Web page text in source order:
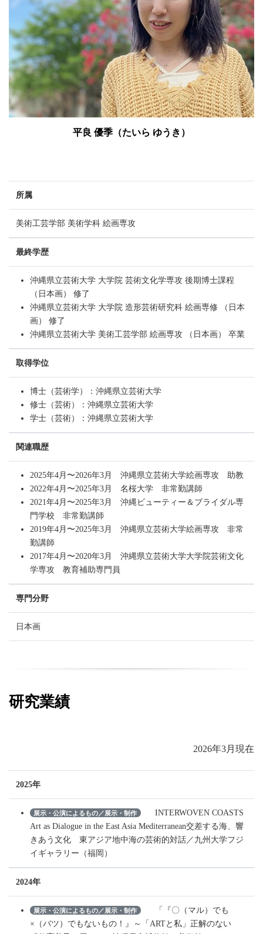
平良 優季（たいら ゆうき）
所属
美術工芸学部 美術学科 絵画専攻
最終学歴
沖縄県立芸術大学 大学院 芸術文化学専攻 後期博士課程
（日本画） 修了
沖縄県立芸術大学 大学院 造形芸術研究科 絵画専修 （日本
画） 修了
沖縄県立芸術大学 美術工芸学部 絵画専攻 （日本画） 卒業
取得学位
博士（芸術学）：沖縄県立芸術大学
修士（芸術）：沖縄県立芸術大学
学士（芸術）：沖縄県立芸術大学
関連職歴
2025年4月〜2026年3月 沖縄県立芸術大学絵画専攻 助教
2022年4月〜2025年3月 名桜大学 非常勤講師
2021年4月〜2025年3月 沖縄ビューティー＆ブライダル専
門学校 非常勤講師
2019年4月〜2025年3月 沖縄県立芸術大学絵画専攻 非常
勤講師
2017年4月〜2020年3月 沖縄県立芸術大学大学院芸術文化
学専攻 教育補助専門員
専門分野
日本画
研究業績
2026年3月現在
2025年
展示・公演によるもの／展示・制作
INTERWOVEN COASTS
Art as Dialogue in the East Asia Mediterranean交差する海、響
きあう文化 東アジア地中海の芸術的対話／九州大学フジ
イギャラリー（福岡）
2024年
展示・公演によるもの／展示・制作
「『〇（マル）でも
×（バツ）でもないもの！』～「ARTと私」正解のない